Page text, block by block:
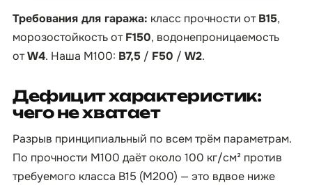
Требования для гаража: класс прочности отB15,
морозостойкость отF150, водонепроницаемость
отW4. Наша М100: B7,5 / F50 / W2.
Дефицит характеристик:
чего не хватает
Разрыв принципиальный по всем трём параметрам.
По прочности М100 даёт около 100 кг/см² против
требуемого класса B15 (М200) — это вдвое ниже